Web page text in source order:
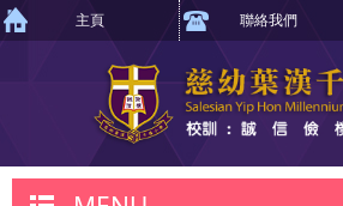
主頁 聯絡我們